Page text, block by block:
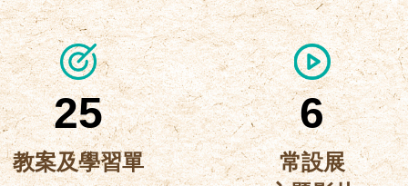
25
教案及學習單
6
常設展